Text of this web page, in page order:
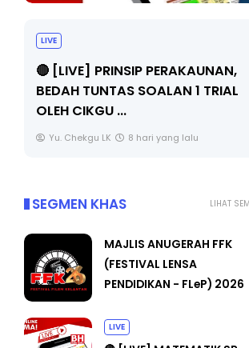
LIVE
🔴 [LIVE] PRINSIP PERAKAUNAN,
BEDAH TUNTAS SOALAN 1 TRIAL
OLEH CIKGU ...
Yu. Chekgu LK 8 hari yang lalu
LIHAT
SEGMEN KHAS
MAJLIS ANUGERAH FFK
(FESTIVAL LENSA
PENDIDIKAN - FLeP) 2026
LIVE